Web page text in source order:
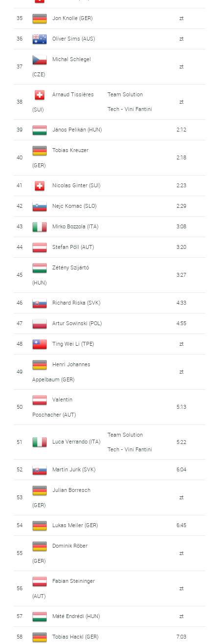
35 Jon Knolle (GER) zt
36 Oliver Sims (AUS) zt
37
Michal Schlegel
(CZE)
zt
38
Arnaud Tissières
(SUI)
Team Solution
Tech - Vini Fantini
zt
39 János Pelikán (HUN) 2:12
40
Tobias Kreuzer
(GER)
2:18
41 Nicolas Ginter (SUI) 2:23
42 Nejc Komac (SLO) 2:29
43 Mirko Bozzola (ITA) 3:08
44 Stefan Pöll (AUT) 3:20
45
Zétény Szijártó
(HUN)
3:27
46 Richard Riska (SVK) 4:33
47 Artur Sowinski (POL) 4:55
48 Ting Wei Li (TPE) zt
49
Henri Johannes
Appelbaum (GER)
zt
50
Valentin
Poschacher (AUT)
5:13
51 Luca Verrando (ITA)
Team Solution
Tech - Vini Fantini
5:22
52 Martin Jurík (SVK) 6:04
53
Julian Borresch
(GER)
zt
54 Lukas Meiler (GER) 6:45
55
Dominik Röber
(GER)
zt
56
Fabian Steininger
(AUT)
zt
57 Máté Endrédi (HUN) zt
58 Tobias Hackl (GER) 7:03